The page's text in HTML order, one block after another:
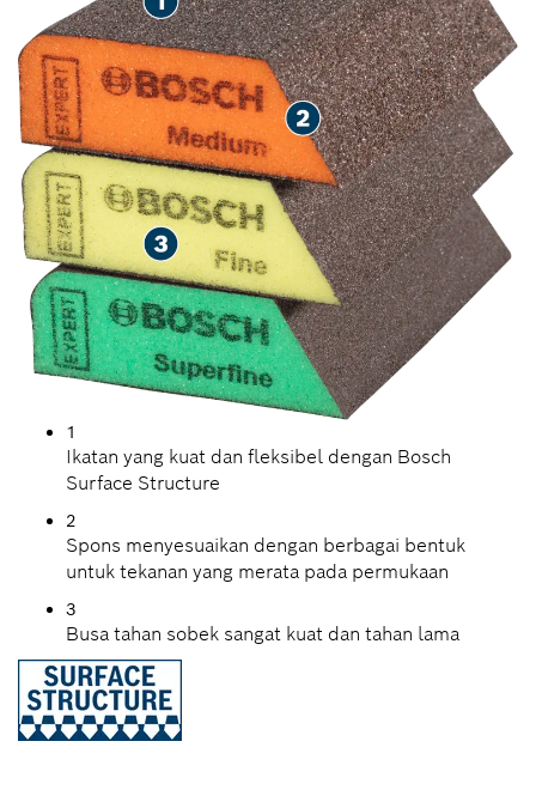
1
Ikatan yang kuat dan fleksibel dengan Bosch
Surface Structure
2
Spons menyesuaikan dengan berbagai bentuk
untuk tekanan yang merata pada permukaan
3
Busa tahan sobek sangat kuat dan tahan lama